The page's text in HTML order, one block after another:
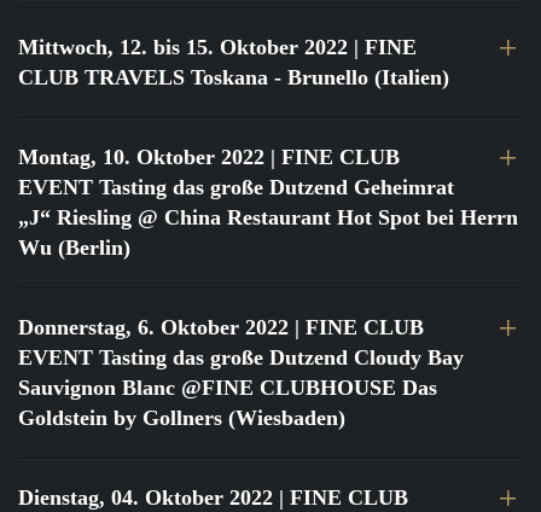
Mittwoch, 12. bis 15. Oktober 2022 | FINE
CLUB TRAVELS Toskana - Brunello (Italien)
Montag, 10. Oktober 2022 | FINE CLUB
EVENT Tasting das große Dutzend Geheimrat
„J“ Riesling @ China Restaurant Hot Spot bei Herrn
Wu (Berlin)
Donnerstag, 6. Oktober 2022 | FINE CLUB
EVENT Tasting das große Dutzend Cloudy Bay
Sauvignon Blanc @FINE CLUBHOUSE Das
Goldstein by Gollners (Wiesbaden)
Dienstag, 04. Oktober 2022 | FINE CLUB